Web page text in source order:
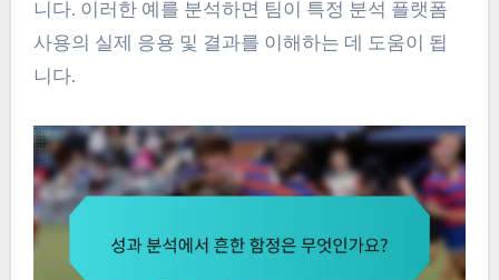
니다. 이러한 예를 분석하면 팀이 특정 분석 플랫폼
사용의 실제 응용 및 결과를 이해하는 데 도움이 됩
니다.